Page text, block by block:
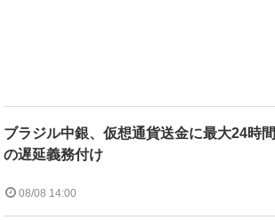
ブラジル中銀、仮想通貨送金に最大24時間
の遅延義務付け
08/08 14:00